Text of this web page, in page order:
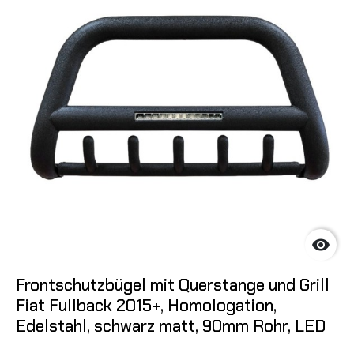

Frontschutzbügel mit Querstange und Grill
Fiat Fullback 2015+, Homologation,
Edelstahl, schwarz matt, 90mm Rohr, LED